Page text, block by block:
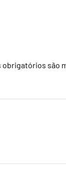
obrigatórios são